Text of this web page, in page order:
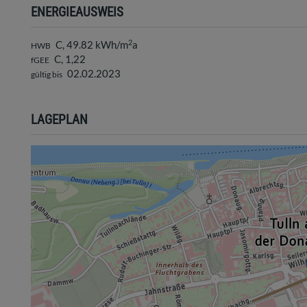
ENERGIEAUSWEIS
HWB C, 49.82 kWh/m2a
fGEE C, 1,22
gültig bis 02.02.2023
LAGEPLAN